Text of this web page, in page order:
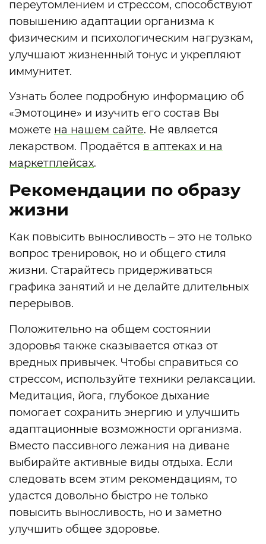
переутомлением и стрессом, способствуют
повышению адаптации организма к
физическим и психологическим нагрузкам,
улучшают жизненный тонус и укрепляют
иммунитет.
Узнать более подробную информацию об
«Эмотоцине» и изучить его состав Вы
можете на нашем сайте. Не является
лекарством. Продаётся в аптеках и на
маркетплейсах.
Рекомендации по образу
жизни
Как повысить выносливость – это не только
вопрос тренировок, но и общего стиля
жизни. Старайтесь придерживаться
графика занятий и не делайте длительных
перерывов.
Положительно на общем состоянии
здоровья также сказывается отказ от
вредных привычек. Чтобы справиться со
стрессом, используйте техники релаксации.
Медитация, йога, глубокое дыхание
помогает сохранить энергию и улучшить
адаптационные возможности организма.
Вместо пассивного лежания на диване
выбирайте активные виды отдыха. Если
следовать всем этим рекомендациям, то
удастся довольно быстро не только
повысить выносливость, но и заметно
улучшить общее здоровье.